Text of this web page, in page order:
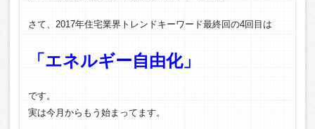
さて、2017年住宅業界トレンドキーワード最終回の4回目は
「エネルギー自由化」
です。
実は今月からもう始まってます。